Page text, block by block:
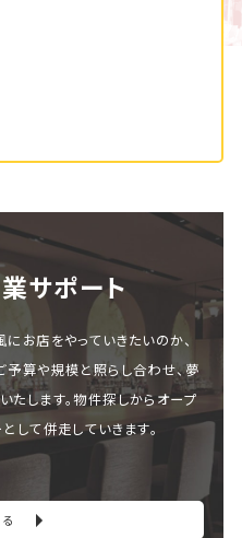
サポート
お店をやっていきたいのか、
予算や規模と照らし合わせ、夢
たします。物件探しからオープ
して併走していきます。